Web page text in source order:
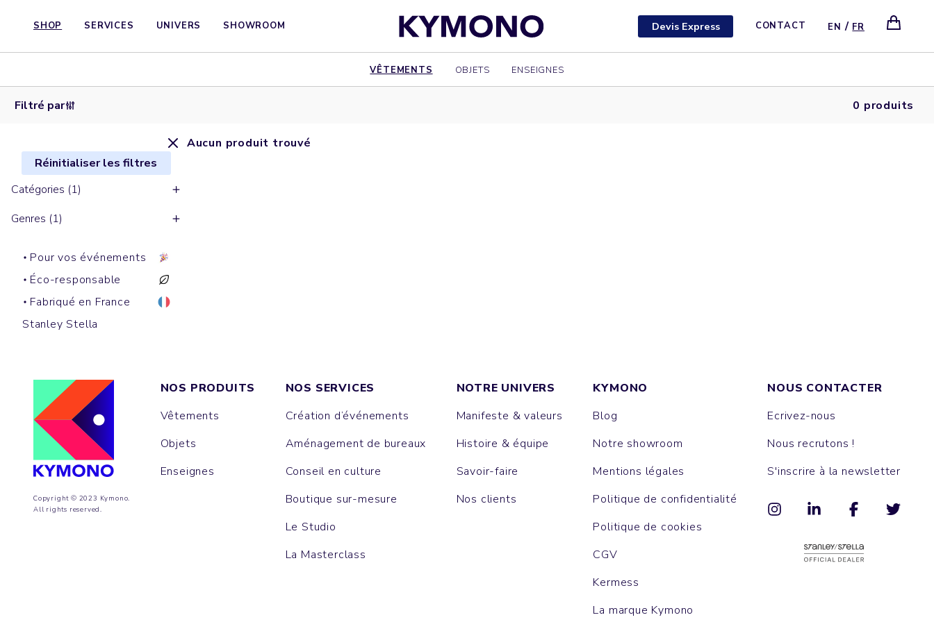
SHOP SERVICES UNIVERS SHOWROOM Devis Express CONTACT EN / FR
VÊTEMENTS OBJETS ENSEIGNES
Filtré par 0 produits
Réinitialiser les filtres
Catégories (1)
Genres (1)
Pour vos événements
Éco-responsable
Fabriqué en France
Stanley Stella
Aucun produit trouvé
Copyright © 2023 Kymono.
All rights reserved.
NOS PRODUITS
Vêtements
Objets
Enseignes
NOS SERVICES
Création d’événements
Aménagement de bureaux
Conseil en culture
Boutique sur-mesure
Le Studio
La Masterclass
NOTRE UNIVERS
Manifeste & valeurs
Histoire & équipe
Savoir-faire
Nos clients
KYMONO
Blog
Notre showroom
Mentions légales
Politique de confidentialité
Politique de cookies
CGV
Kermess
La marque Kymono
NOUS CONTACTER
Ecrivez-nous
Nous recrutons !
S'inscrire à la newsletter